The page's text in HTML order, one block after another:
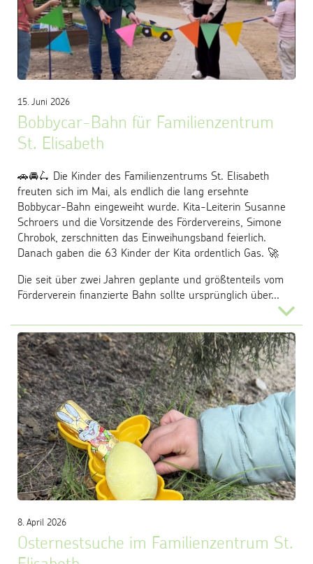
Bobbycar-Bahn für Familienzentrum
St. Elisabeth
15. Juni 2026
🚗🚘🛴 Die Kinder des Familienzentrums St. Elisabeth
freuten sich im Mai, als endlich die lang ersehnte
Bobbycar-Bahn eingeweiht wurde. Kita-Leiterin Susanne
Schroers und die Vorsitzende des Fördervereins, Simone
Chrobok, zerschnitten das Einweihungsband feierlich.
Danach gaben die 63 Kinder der Kita ordentlich Gas. 🚀
Die seit über zwei Jahren geplante und größtenteils vom
Förderverein finanzierte Bahn sollte ursprünglich über...
Osternestsuche im Familienzentrum St.
8. April 2026